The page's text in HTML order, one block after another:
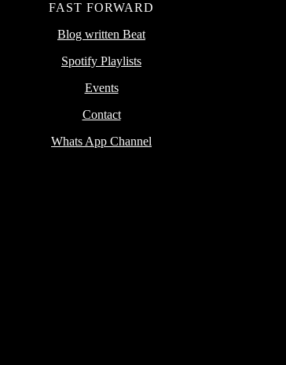
FAST FORWARD
Blog written Beat
Spotify Playlists
Events
Contact
Whats App Channel